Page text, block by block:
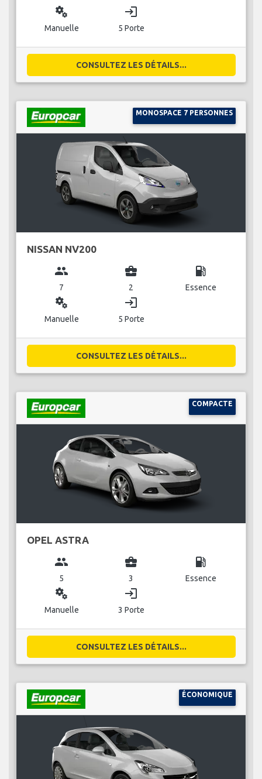
miscellaneous_services
Manuelle
login
5 Porte
CONSULTEZ LES DÉTAILS...
MONOSPACE 7 PERSONNES
NISSAN NV200
group
7
business_center
2
local_gas_station
Essence
miscellaneous_services
Manuelle
login
5 Porte
CONSULTEZ LES DÉTAILS...
COMPACTE
OPEL ASTRA
group
5
business_center
3
local_gas_station
Essence
miscellaneous_services
Manuelle
login
3 Porte
CONSULTEZ LES DÉTAILS...
ÉCONOMIQUE